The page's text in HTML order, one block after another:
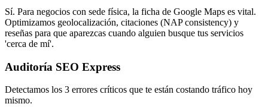
Sí. Para negocios con sede física, la ficha de Google Maps es vital.
Optimizamos geolocalización, citaciones (NAP consistency) y
reseñas para que aparezcas cuando alguien busque tus servicios
'cerca de mí'.
Auditoría SEO Express
Detectamos los 3 errores críticos que te están costando tráfico hoy
mismo.